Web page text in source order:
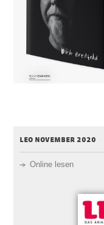
leo november 2020
Online lesen